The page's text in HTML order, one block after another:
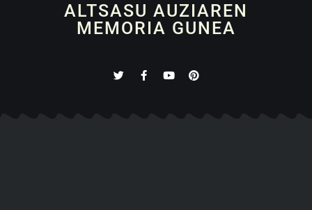
ALTSASU AUZIAREN
MEMORIA GUNEA